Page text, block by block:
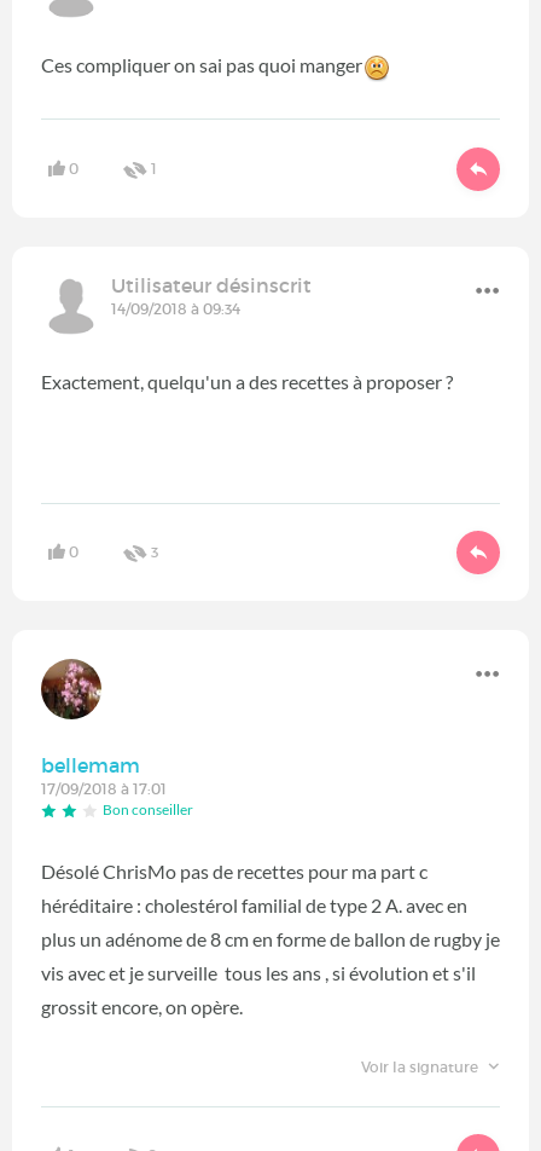
Ces compliquer on sai pas quoi manger
0 1
Utilisateur désinscrit
14/09/2018 à 09:34
Exactement, quelqu'un a des recettes à proposer ?
0 3
bellemam
17/09/2018 à 17:01
Bon conseiller
Désolé ChrisMo pas de recettes pour ma part c
héréditaire : cholestérol familial de type 2 A. avec en
plus un adénome de 8 cm en forme de ballon de rugby je
vis avec et je surveille tous les ans , si évolution et s'il
grossit encore, on opère.
Voir la signature